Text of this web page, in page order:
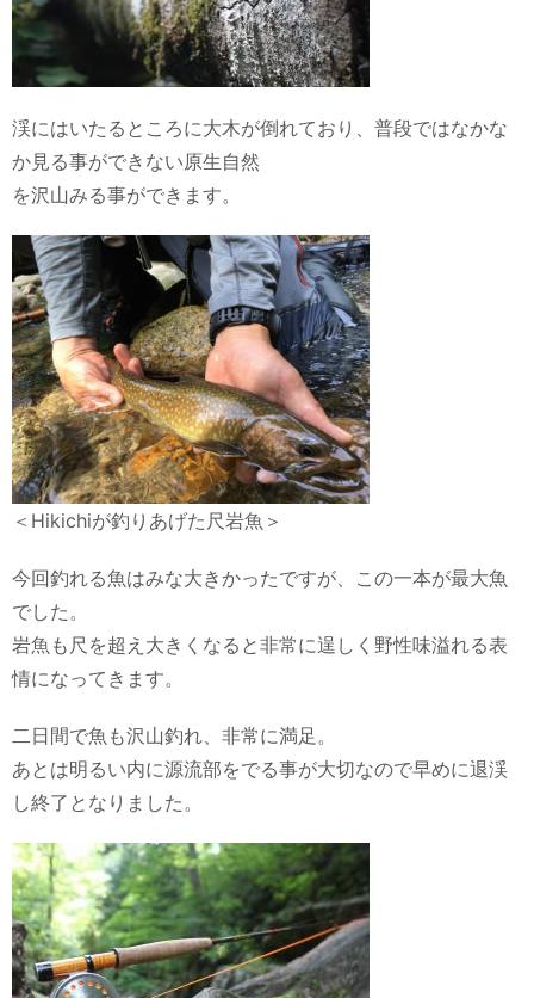
渓にはいたるところに大木が倒れており、普段ではなかな
か見る事ができない原生自然
を沢山みる事ができます。
＜Hikichiが釣りあげた尺岩魚＞
今回釣れる魚はみな大きかったですが、この一本が最大魚
でした。
岩魚も尺を超え大きくなると非常に逞しく野性味溢れる表
情になってきます。
二日間で魚も沢山釣れ、非常に満足。
あとは明るい内に源流部をでる事が大切なので早めに退渓
し終了となりました。